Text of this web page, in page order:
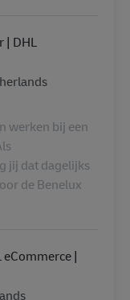
| DHL
werken bij een
jij dat dagelijks
de Benelux
|